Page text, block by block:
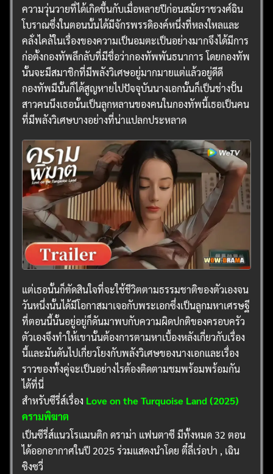
ความวุ่นวายที่ได้เกิดขึ้นกับเมื่อหลายปีก่อนสมัยราชวงศ์ฉิน
โบราณซึ่งในตอนนั้นได้มีจักรพรรดิองค์หนึ่งที่หลงใหลและ
คลั่งไคล้ในเรื่องของความเป็นอมตะเป็นอย่างมากจึงได้มีการ
ก่อตั้งกองทัพลึกลับที่มีชื่อว่ากองทัพพันธนาการ โดยกองทัพ
นั้นจะมีสมาชิกที่มีพลังวิเศษอยู่มากมายแต่แล้วอยู่ดีดี
กองทัพมีนั้นก็ได้สูญหายไปปัจจุบันนางเอกนั้นก็เป็นช่างปั้น
สาวคนนึงเธอนั้นเป็นลูกหลานของคนในกองทัพนี้เธอเป็นคน
ที่มีพลังวิเศษบางอย่างที่น่าแปลกประหลาด
แต่เธอนั้นก็ตัดสินใจที่จะใช้ชีวิตตามธรรมชาติของตัวเองจน
วันหนึ่งนั้นได้มีโอกาสมาเจอกับพระเอกซึ่งเป็นลูกมหาเศรษฐี
ที่ตอนนี้นั้นอยู่อยู่ก็ดันมาพบกับความผิดปกติของครอบครัว
ตัวเองจึงทำให้เขานั้นต้องการตามหาเบื้องหลังเกี่ยวกับเรื่อง
นี้และมันดันไปเกี่ยวโยงกับพลังวิเศษของนางเอกและเรื่อง
ราวของทั้งคู่จะเป็นอย่างไรต้องติดตามชมพร้อมพร้อมกัน
ได้ที่นี่
สำหรับซีรี่ส์เรื่อง Love on the Turquoise Land (2025)
ครามพิฆาต
เป็นซีรี่ส์แนวโรแมนติก ดราม่า แฟนตาซี มีทั้งหมด 32 ตอน
ได้ออกอากาศในปี 2025 ร่วมแสดงนำโดย ตี๋ลี่เร่อปา , เฉิน
ซิงซวี่